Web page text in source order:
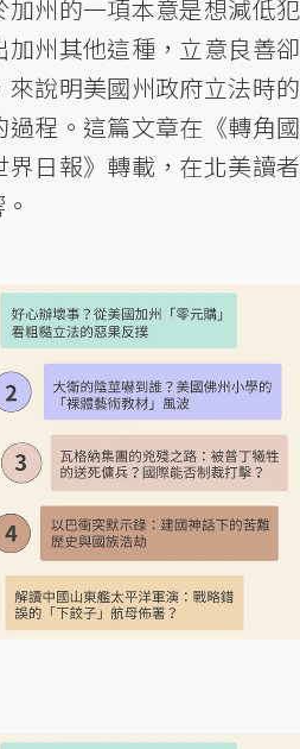
州的一項本意是想減低犯
州其他這種，立意良善卻
說明美國州政府立法時的
程。這篇文章在《轉角國
日報》轉載，在北美讀者